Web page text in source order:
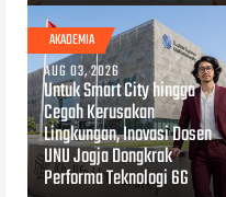
AKADEMIA
AUG 03, 2026
Untuk Smart City hingga
Cegah Kerusakan
Lingkungan, Inovasi Dosen
UNU Jogja Dongkrak
Performa Teknologi 6G